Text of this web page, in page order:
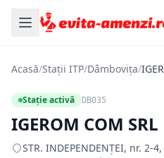
Acasă/Stații ITP/Dâmbovița/
Stație activă DB035
IGEROM COM SRL
STR. INDEPENDENŢEI, nr. 2-